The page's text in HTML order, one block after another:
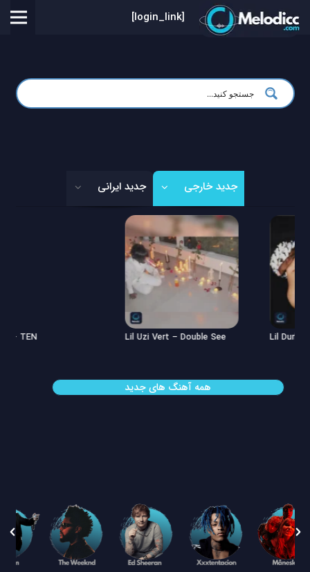
[login_link]
جدید خارجی جدید ایرانی
Lil Uzi Vert – Double See
Offset – TEN
همه آهنگ های جدید